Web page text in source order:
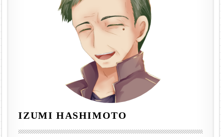
IZUMI HASHIMOTO